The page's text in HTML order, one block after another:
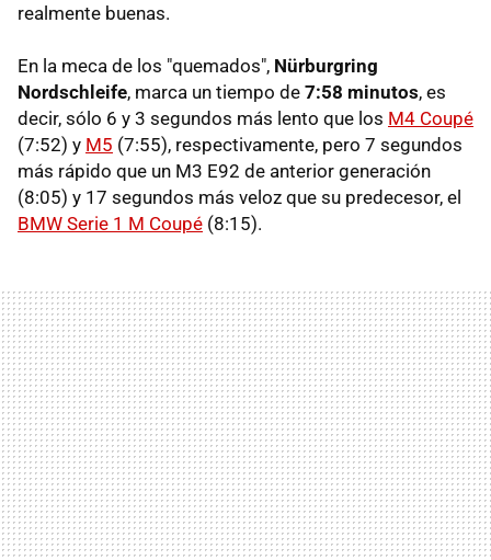
realmente buenas.
En la meca de los "quemados", Nürburgring
Nordschleife, marca un tiempo de 7:58 minutos, es
decir, sólo 6 y 3 segundos más lento que los M4 Coupé
(7:52) y M5 (7:55), respectivamente, pero 7 segundos
más rápido que un M3 E92 de anterior generación
(8:05) y 17 segundos más veloz que su predecesor, el
BMW Serie 1 M Coupé (8:15).